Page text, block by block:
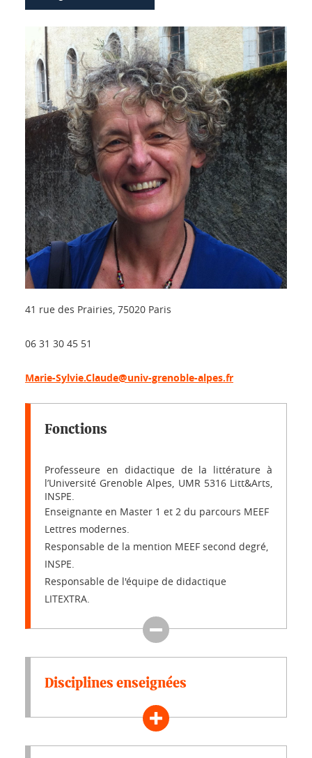
41 rue des Prairies, 75020 Paris
06 31 30 45 51
Marie-Sylvie.Claude@univ-grenoble-alpes.fr
Fonctions
Professeure en didactique de la littérature à
l’Université Grenoble Alpes, UMR 5316 Litt&Arts,
INSPE.
Enseignante en Master 1 et 2 du parcours MEEF
Lettres modernes.
Responsable de la mention MEEF second degré,
INSPE.
Responsable de l'équipe de didactique
LITEXTRA.
Disciplines enseignées